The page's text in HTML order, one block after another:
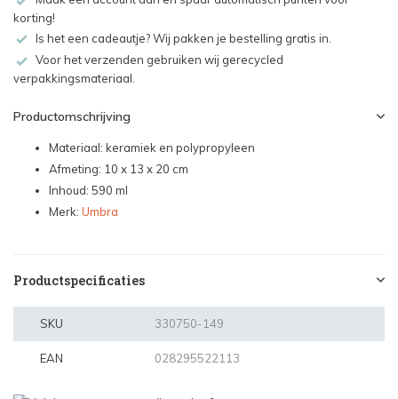
korting!
Is het een cadeautje? Wij pakken je bestelling gratis in.
Voor het verzenden gebruiken wij gerecycled
verpakkingsmateriaal.
Productomschrijving
Materiaal: keramiek en polypropyleen
Afmeting: 10 x 13 x 20 cm
Inhoud: 590 ml
Merk: Umbra
Productspecificaties
SKU 330750-149
EAN 028295522113